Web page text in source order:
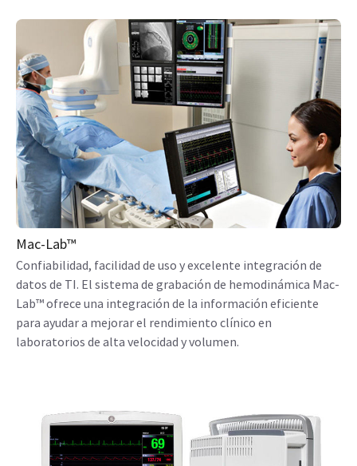
Mac-Lab™
Confiabilidad, facilidad de uso y excelente integración de
datos de TI. El sistema de grabación de hemodinámica Mac-
Lab™ ofrece una integración de la información eficiente
para ayudar a mejorar el rendimiento clínico en
laboratorios de alta velocidad y volumen.